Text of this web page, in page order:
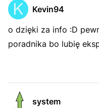
Kevin94
o dzięki za info :D
poradnika bo lubię
system